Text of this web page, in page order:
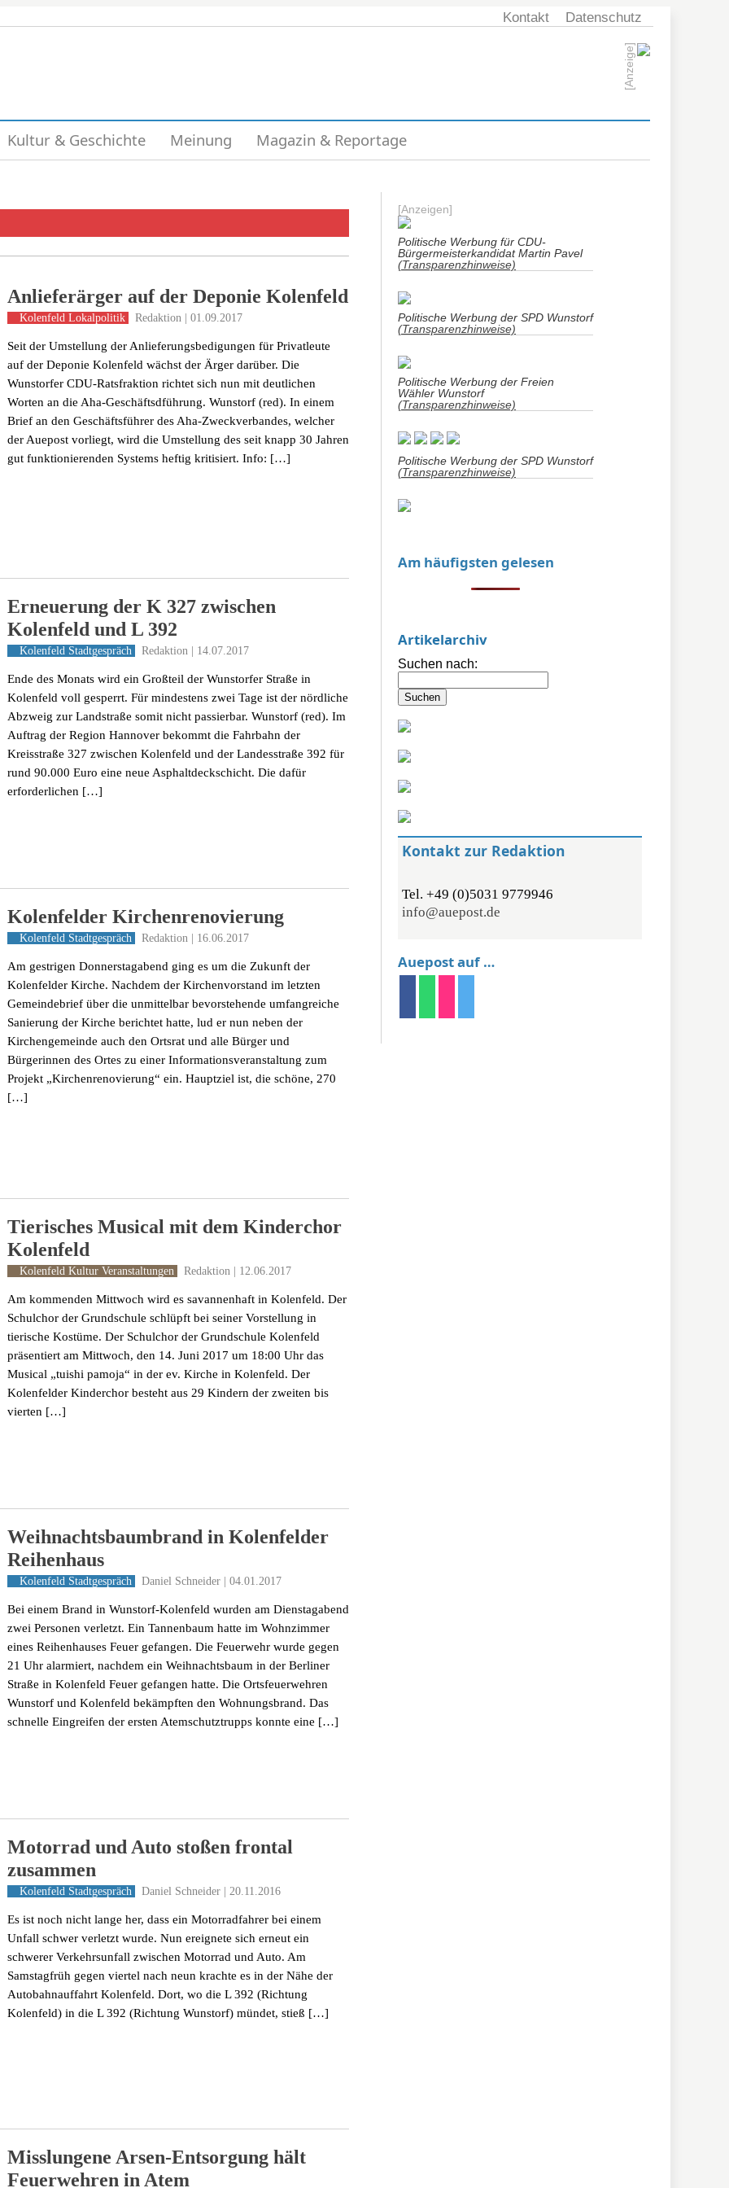
Datenschutz
Kontakt
[Anzeige]
Kultur & Geschichte Meinung Magazin & Reportage
Anlieferärger auf der Deponie Kolenfeld
Kolenfeld Lokalpolitik Redaktion | 01.09.2017
Seit der Umstellung der Anlieferungsbedigungen für Privatleute
auf der Deponie Kolenfeld wächst der Ärger darüber. Die
Wunstorfer CDU-Ratsfraktion richtet sich nun mit deutlichen
Worten an die Aha-Geschäftsdführung. Wunstorf (red). In einem
Brief an den Geschäftsführer des Aha-Zweckverbandes, welcher
der Auepost vorliegt, wird die Umstellung des seit knapp 30 Jahren
gut funktionierenden Systems heftig kritisiert. Info: […]
Erneuerung der K 327 zwischen
Kolenfeld und L 392
Kolenfeld Stadtgespräch Redaktion | 14.07.2017
Ende des Monats wird ein Großteil der Wunstorfer Straße in
Kolenfeld voll gesperrt. Für mindestens zwei Tage ist der nördliche
Abzweig zur Landstraße somit nicht passierbar. Wunstorf (red). Im
Auftrag der Region Hannover bekommt die Fahrbahn der
Kreisstraße 327 zwischen Kolenfeld und der Landesstraße 392 für
rund 90.000 Euro eine neue Asphaltdeckschicht. Die dafür
erforderlichen […]
Kolenfelder Kirchenrenovierung
Kolenfeld Stadtgespräch Redaktion | 16.06.2017
Am gestrigen Donnerstagabend ging es um die Zukunft der
Kolenfelder Kirche. Nachdem der Kirchenvorstand im letzten
Gemeindebrief über die unmittelbar bevorstehende umfangreiche
Sanierung der Kirche berichtet hatte, lud er nun neben der
Kirchengemeinde auch den Ortsrat und alle Bürger und
Bürgerinnen des Ortes zu einer Informationsveranstaltung zum
Projekt „Kirchenrenovierung“ ein. Hauptziel ist, die schöne, 270
[…]
Tierisches Musical mit dem Kinderchor
Kolenfeld
Kolenfeld Kultur Veranstaltungen Redaktion | 12.06.2017
Am kommenden Mittwoch wird es savannenhaft in Kolenfeld. Der
Schulchor der Grundschule schlüpft bei seiner Vorstellung in
tierische Kostüme. Der Schulchor der Grundschule Kolenfeld
präsentiert am Mittwoch, den 14. Juni 2017 um 18:00 Uhr das
Musical „tuishi pamoja“ in der ev. Kirche in Kolenfeld. Der
Kolenfelder Kinderchor besteht aus 29 Kindern der zweiten bis
vierten […]
Weihnachtsbaumbrand in Kolenfelder
Reihenhaus
Kolenfeld Stadtgespräch Daniel Schneider | 04.01.2017
Bei einem Brand in Wunstorf-Kolenfeld wurden am Dienstagabend
zwei Personen verletzt. Ein Tannenbaum hatte im Wohnzimmer
eines Reihenhauses Feuer gefangen. Die Feuerwehr wurde gegen
21 Uhr alarmiert, nachdem ein Weihnachtsbaum in der Berliner
Straße in Kolenfeld Feuer gefangen hatte. Die Ortsfeuerwehren
Wunstorf und Kolenfeld bekämpften den Wohnungsbrand. Das
schnelle Eingreifen der ersten Atemschutztrupps konnte eine […]
Motorrad und Auto stoßen frontal
zusammen
Kolenfeld Stadtgespräch Daniel Schneider | 20.11.2016
Es ist noch nicht lange her, dass ein Motorradfahrer bei einem
Unfall schwer verletzt wurde. Nun ereignete sich erneut ein
schwerer Verkehrsunfall zwischen Motorrad und Auto. Am
Samstagfrüh gegen viertel nach neun krachte es in der Nähe der
Autobahnauffahrt Kolenfeld. Dort, wo die L 392 (Richtung
Kolenfeld) in die L 392 (Richtung Wunstorf) mündet, stieß […]
Misslungene Arsen-Entsorgung hält
Feuerwehren in Atem
[Anzeigen]
Politische Werbung für CDU-
Bürgermeisterkandidat Martin Pavel
(Transparenzhinweise)
Politische Werbung der SPD Wunstorf
(Transparenzhinweise)
Politische Werbung der Freien
Wähler Wunstorf
(Transparenzhinweise)
Politische Werbung der SPD Wunstorf
(Transparenzhinweise)
Am häufigsten gelesen
Artikelarchiv
Suchen nach:
Kontakt zur Redaktion
Tel. +49 (0)5031 9779946
info@auepost.de
Auepost auf …